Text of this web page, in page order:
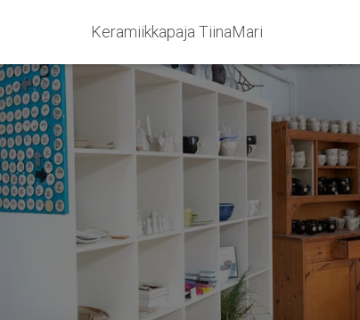
Keramiikkapaja TiinaMari